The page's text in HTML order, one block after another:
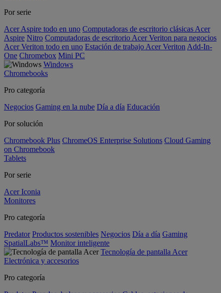
Por serie
Acer Aspire todo en uno Computadoras de escritorio clásicas Acer
Aspire Nitro Computadoras de escritorio Acer Veriton para negocios
Acer Veriton todo en uno Estación de trabajo Acer Veriton Add-In-
One Chromebox Mini PC
Windows
Chromebooks
Pro categoría
Negocios Gaming en la nube Día a día Educación
Por solución
Chromebook Plus ChromeOS Enterprise Solutions Cloud Gaming
on Chromebook
Tablets
Por serie
Acer Iconia
Monitores
Pro categoría
Predator Productos sostenibles Negocios Día a día Gaming
SpatialLabs™ Monitor inteligente
Tecnología de pantalla Acer
Electrónica y accesorios
Pro categoría